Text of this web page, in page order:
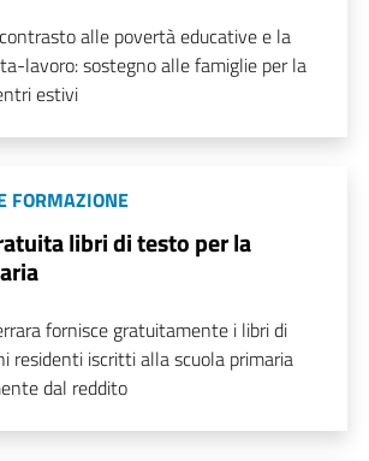
alle povertà educative e la
lavoro: sostegno alle famiglie per la
estivi
FORMAZIONE
libri di testo per la
fornisce gratuitamente i libri di
residenti iscritti alla scuola primaria
dal reddito